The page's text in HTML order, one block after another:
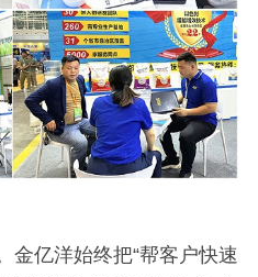
金亿洋始终把“帮客户快速